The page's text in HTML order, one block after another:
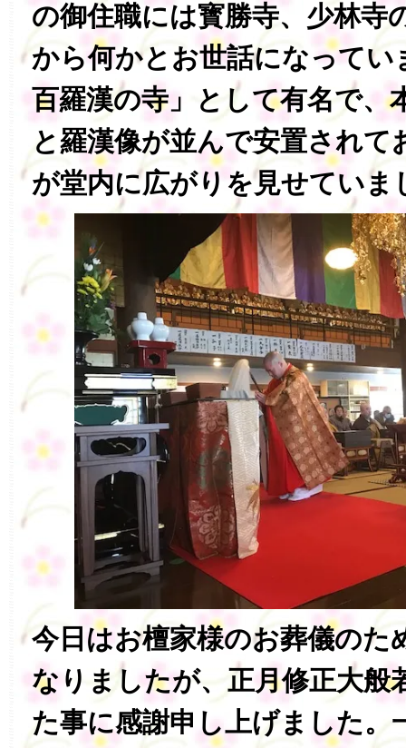
の御住職には寳勝寺、少林寺
から何かとお世話になってい
百羅漢の寺」として有名で、
と羅漢像が並んで安置されて
が堂内に広がりを見せていま
今日はお檀家様のお葬儀のた
なりましたが、正月修正大般
た事に感謝申し上げました。